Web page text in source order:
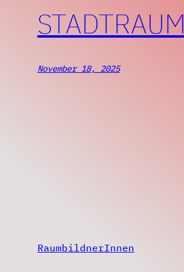
STADTRAUM
November 18, 2025
RaumbildnerInnen